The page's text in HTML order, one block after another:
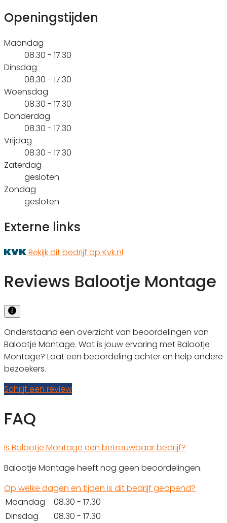
Openingstijden
Maandag
08.30 - 17.30
Dinsdag
08.30 - 17.30
Woensdag
08.30 - 17.30
Donderdag
08.30 - 17.30
Vrijdag
08.30 - 17.30
Zaterdag
gesloten
Zondag
gesloten
Externe links
Bekijk dit bedrijf op Kvk.nl
Reviews Balootje Montage
Onderstaand een overzicht van beoordelingen van
Balootje Montage. Wat is jouw ervaring met Balootje
Montage? Laat een beoordeling achter en help andere
bezoekers.
Schrijf een review
FAQ
Is Balootje Montage een betrouwbaar bedrijf?
Balootje Montage heeft nog geen beoordelingen.
Op welke dagen en tijden is dit bedrijf geopend?
Maandag
08.30 - 17.30
Dinsdag
08.30 - 17.30